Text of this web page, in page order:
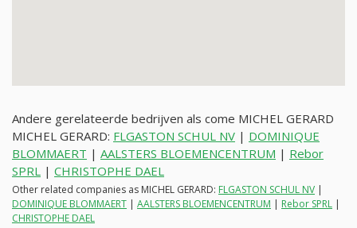
Andere gerelateerde bedrijven als come MICHEL GERARD
MICHEL GERARD: FLGASTON SCHUL NV | DOMINIQUE
BLOMMAERT | AALSTERS BLOEMENCENTRUM | Rebor
SPRL | CHRISTOPHE DAEL
Other related companies as MICHEL GERARD: FLGASTON SCHUL NV |
DOMINIQUE BLOMMAERT | AALSTERS BLOEMENCENTRUM | Rebor SPRL |
CHRISTOPHE DAEL